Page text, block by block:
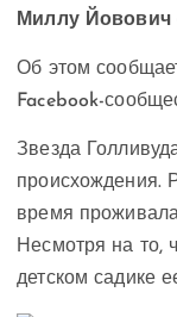
Миллу Йовович
Об этом
Facebook-
Звезда
происхождения.
время
Несмотря на то,
детском садике